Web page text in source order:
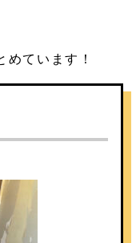
ています！